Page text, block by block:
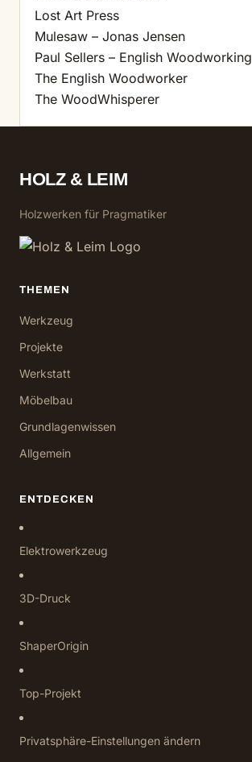
Lost Art Press
Mulesaw – Jonas Jensen
Paul Sellers – English Woodworking
The English Woodworker
The WoodWhisperer
HOLZ & LEIM
Holzwerken für Pragmatiker
THEMEN
Werkzeug
Projekte
Werkstatt
Möbelbau
Grundlagenwissen
Allgemein
ENTDECKEN
Elektrowerkzeug
3D-Druck
ShaperOrigin
Top-Projekt
Privatsphäre-Einstellungen ändern